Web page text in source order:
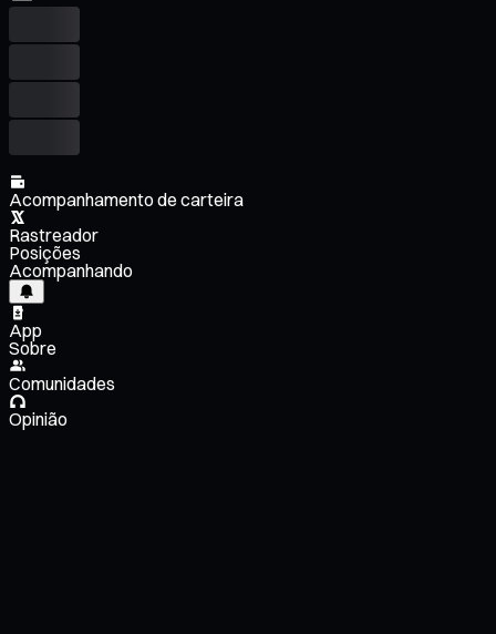
Acompanhamento de carteira
Rastreador
Posições
Acompanhando
App
Sobre
Comunidades
Opinião